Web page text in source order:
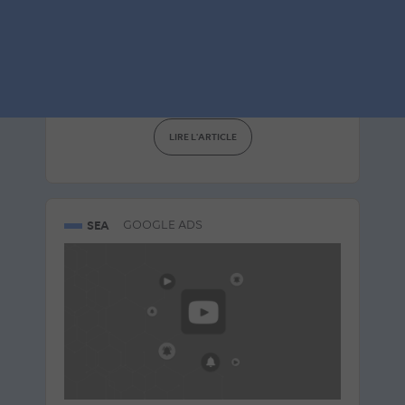
LIRE L'ARTICLE
SEA GOOGLE ADS